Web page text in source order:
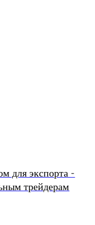
для экспорта -
трейдерам